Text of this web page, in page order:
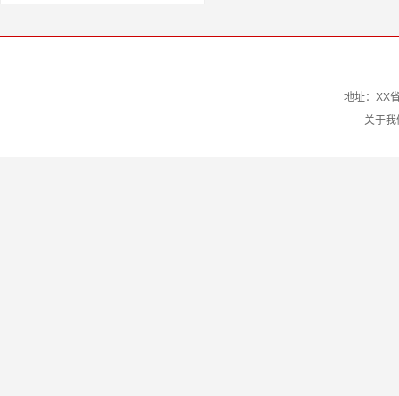
地址：XX
关于我